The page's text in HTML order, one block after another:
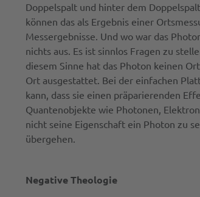
Doppelspalt und hinter dem
können das als Ergebnis einer
Messergebnisse. Und wo war das
nichts aus. Es ist sinnlos Fragen zu
diesem Sinne hat das Photon keinen
Ort ausgestattet. Bei der einfachen
kann, dass sie einen präparierenden
Quantenobjekte wie Photonen,
nicht seine Eigenschaft ein Photon zu
übergehen.
Negative Theologie